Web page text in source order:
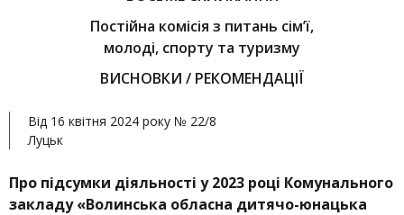
Постійна комісія з питань сім’ї,
молоді, спорту та туризму
ВИСНОВКИ / РЕКОМЕНДАЦІЇ
Від 16 квітня 2024 року № 22/8
Луцьк
Про підсумки діяльності у 2023 році Комунального
закладу «Волинська обласна дитячо-юнацька